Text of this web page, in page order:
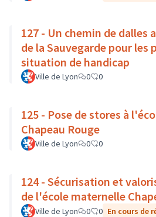
127 - Un chemin de dalles
de la Sauvegarde pour les
situation de handicap
Ville de Lyon 0 0
125 - Pose de stores à
Chapeau Rouge
Ville de Lyon 0 0
124 - Sécurisation et
de l'école maternelle
Ville de Lyon 0 0 En cours de